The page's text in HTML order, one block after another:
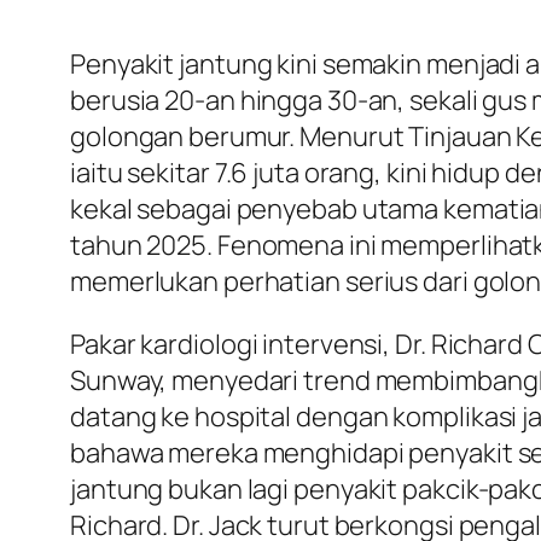
Penyakit jantung kini semakin menjadi
berusia 20-an hingga 30-an, sekali
golongan berumur. Menurut Tinjauan
iaitu sekitar 7.6 juta orang, kini hidup
kekal sebagai penyebab utama
tahun 2025. Fenomena ini
memerlukan perhatian serius dari
Pakar kardiologi intervensi, Dr. Richard
Sunway, menyedari trend
datang ke hospital dengan komplikasi
bahawa mereka menghidapi penyakit
jantung bukan lagi penyakit pakcik-
Richard. Dr. Jack turut berkongsi